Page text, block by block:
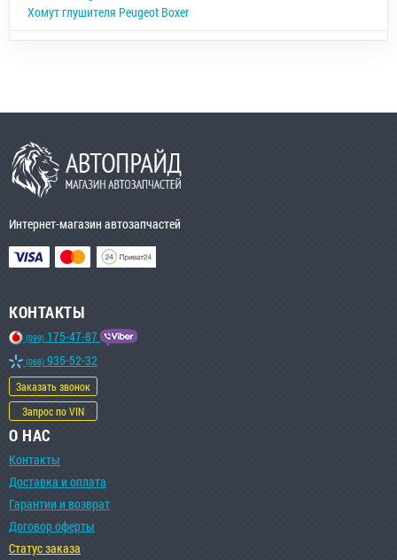
Хомут глушителя Peugeot Boxer
Интернет-магазин автозапчастей
КОНТАКТЫ
(099) 175-47-87
(068) 935-52-32
Заказать звонок
Запрос по VIN
О НАС
Контакты
Доставка и оплата
Гарантии и возврат
Договор оферты
Статус заказа